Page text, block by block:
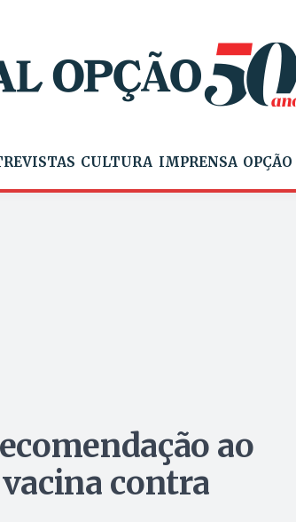
CULTURA IMPRENSA
ao
contra